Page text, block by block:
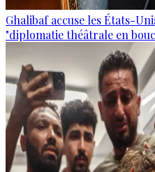
Ghalibaf accuse les États-
"diplomatie théâtrale en